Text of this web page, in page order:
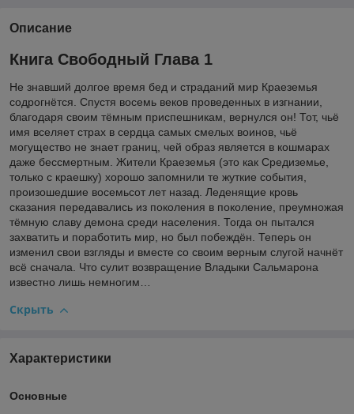
Описание
Книга Свободный Глава 1
Не знавший долгое время бед и страданий мир Краеземья
содрогнётся. Спустя восемь веков проведенных в изгнании,
благодаря своим тёмным приспешникам, вернулся он! Тот, чьё
имя вселяет страх в сердца самых смелых воинов, чьё
могущество не знает границ, чей образ является в кошмарах
даже бессмертным. Жители Краеземья (это как Средиземье,
только с краешку) хорошо запомнили те жуткие события,
произошедшие восемьсот лет назад. Леденящие кровь
сказания передавались из поколения в поколение, преумножая
тёмную славу демона среди населения. Тогда он пытался
захватить и поработить мир, но был побеждён. Теперь он
изменил свои взгляды и вместе со своим верным слугой начнёт
всё сначала. Что сулит возвращение Владыки Сальмарона
известно лишь немногим…
Скрыть
Характеристики
Основные